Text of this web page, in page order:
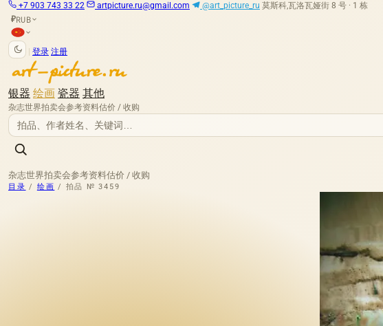
+7 903 743 33 22 artpicture.ru@gmail.com @art_picture_ru 莫斯科,瓦洛瓦娅街 8 号 · 1 栋
₽RUB
登录 注册
银器 绘画 瓷器 其他
杂志世界拍卖会参考资料估价 / 收购
杂志世界拍卖会参考资料估价 / 收购
目录 / 绘画 / 拍品 № 3459